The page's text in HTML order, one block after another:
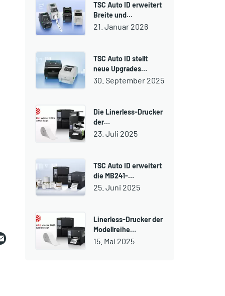
Email
TSC Auto ID erweitert
Breite und…
21. Januar 2026
TSC Auto ID stellt
neue Upgrades…
30. September 2025
Die Linerless-Drucker
der…
23. Juli 2025
TSC Auto ID erweitert
die MB241-…
25. Juni 2025
Linerless-Drucker der
Modellreihe…
15. Mai 2025